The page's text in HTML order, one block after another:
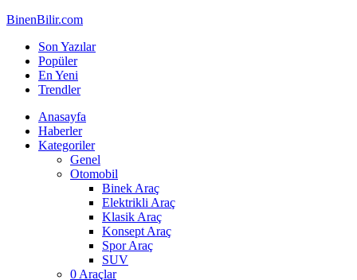
BinenBilir.com
Son Yazılar
Popüler
En Yeni
Trendler
Anasayfa
Haberler
Kategoriler
Genel
Otomobil
Binek Araç
Elektrikli Araç
Klasik Araç
Konsept Araç
Spor Araç
SUV
0 Araçlar